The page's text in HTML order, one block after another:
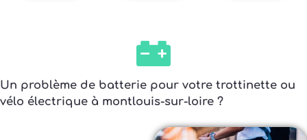
Un problème de batterie pour votre trottinette ou
vélo électrique à montlouis-sur-loire ?